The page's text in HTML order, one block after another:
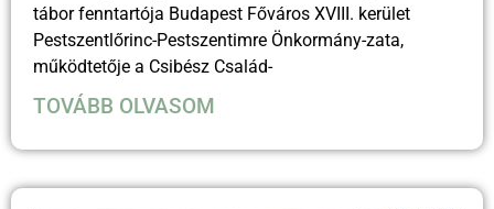
tábor fenntartója Budapest Főváros XVIII. kerület
Pestszentlőrinc-Pestszentimre Önkormány-zata,
működtetője a Csibész Család-
TOVÁBB OLVASOM